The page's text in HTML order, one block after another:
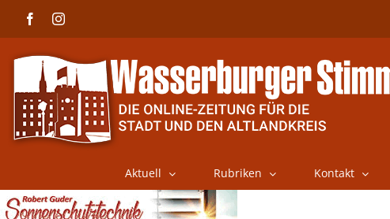
FacebookInstagram
Aktuell Rubriken Kontakt